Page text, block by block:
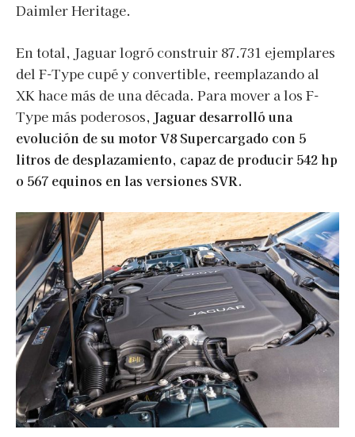
Daimler Heritage.
En total, Jaguar logró construir 87.731 ejemplares
del F-Type cupé y convertible, reemplazando al
XK hace más de una década. Para mover a los F-
Type más poderosos, Jaguar desarrolló una
evolución de su motor V8 Supercargado con 5
litros de desplazamiento, capaz de producir 542 hp
o 567 equinos en las versiones SVR.